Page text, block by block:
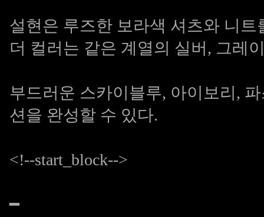
설현은 루즈한 보라색 셔츠와 니
더 컬러는 같은 계열의 실버, 그레
부드러운 스카이블루, 아이보리,
션을 완성할 수 있다.
<!--start_block-->
━